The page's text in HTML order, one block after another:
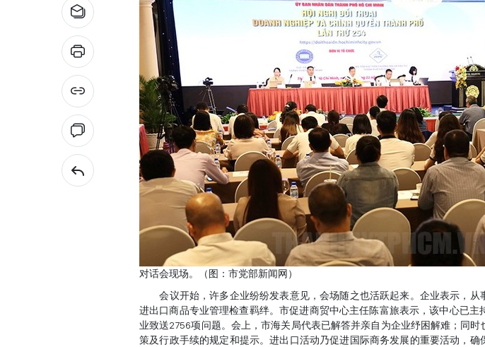
对话会现场。（图：市党部新闻网）
会议开始，许多企业纷纷发表意见，会场随之也活跃起来。企业表示，从
进出口商品专业管理检查羁绊。市促进商贸中心主任陈富旅表示，该中心已主
业致送2756项问题。会上，市海关局代表已解答并亲自为企业纾困解难；同
策及行政手续的规定和提示。进出口活动乃促进国际商务发展的重要活动，确